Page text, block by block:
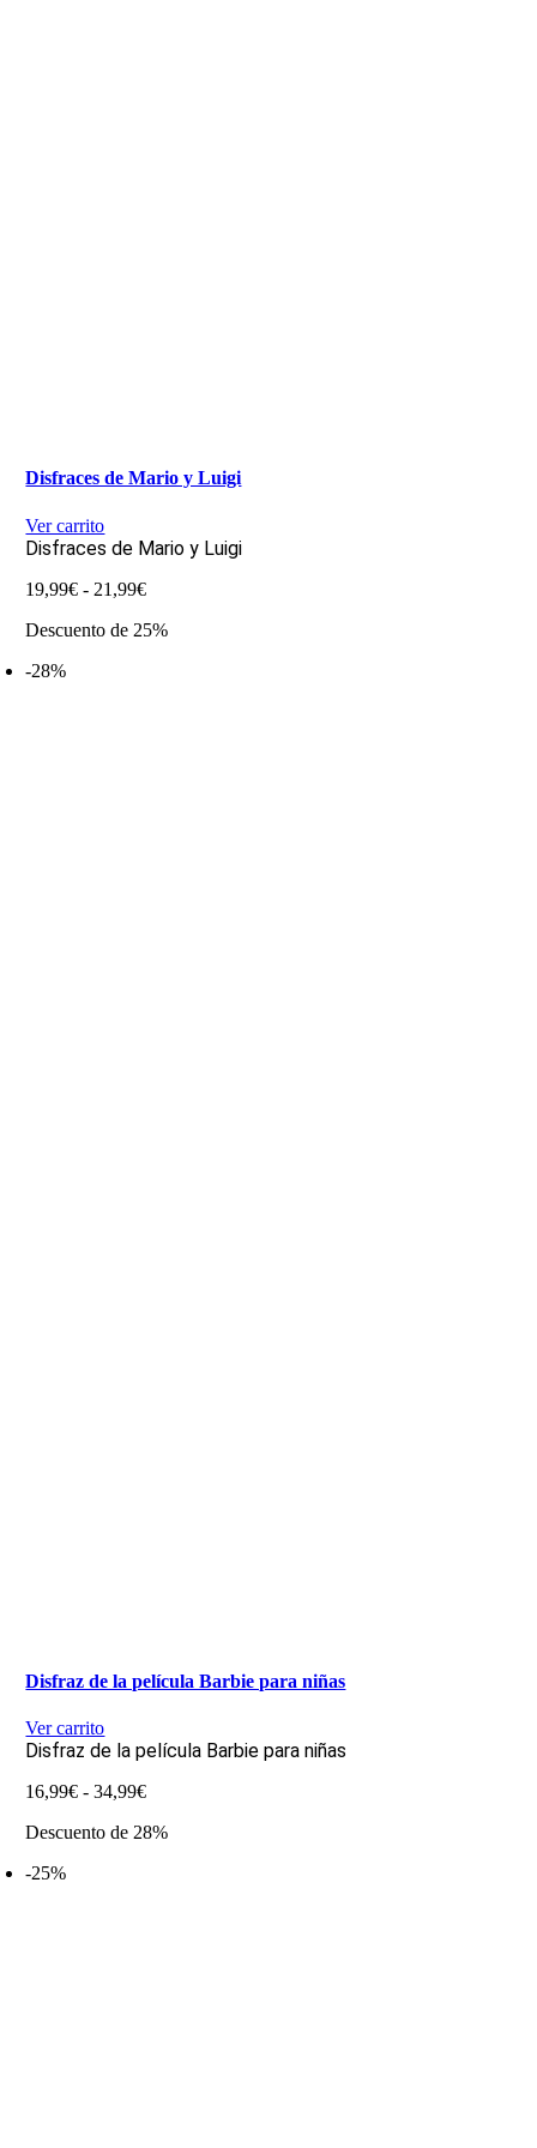
Disfraces de Mario y Luigi
Ver carrito
Disfraces de Mario y Luigi
19,99€ - 21,99€Rango
precios:
Descuento de 25%
-28%
Disfraz de la película Barbie para niñas
Ver carrito
Disfraz de la película Barbie para niñas
16,99€ - 34,99€Rango
precios:
Descuento de 28%
-25%